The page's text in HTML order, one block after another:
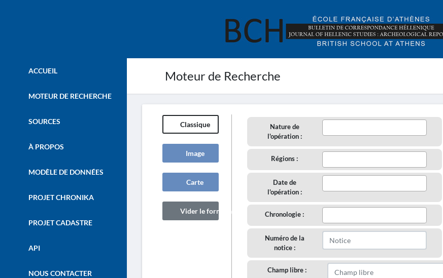
Moteur de Recherche
ACCUEIL
MOTEUR DE RECHERCHE
SOURCES
À PROPOS
MODÈLE DE DONNÉES
PROJET CHRONIKA
PROJET CADASTRE
API
NOUS CONTACTER
Classique
Image
Carte
Vider le formulaire
Nature de
l'opération :
Régions :
Date de
l'opération :
Chronologie :
Numéro de la
notice :
Champ libre :